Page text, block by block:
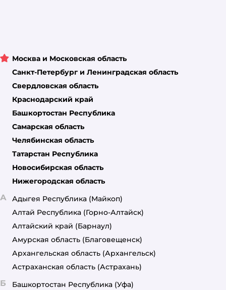
Москва и Московская область
Санкт-Петербург и Ленинградская область
Свердловская область
Краснодарский край
Башкортостан Республика
Самарская область
Челябинская область
Татарстан Республика
Новосибирская область
Нижегородская область
А Адыгея Республика (Майкоп)
Алтай Республика (Горно-Алтайск)
Алтайский край (Барнаул)
Амурская область (Благовещенск)
Архангельская область (Архангельск)
Астраханская область (Астрахань)
Б Башкортостан Республика (Уфа)